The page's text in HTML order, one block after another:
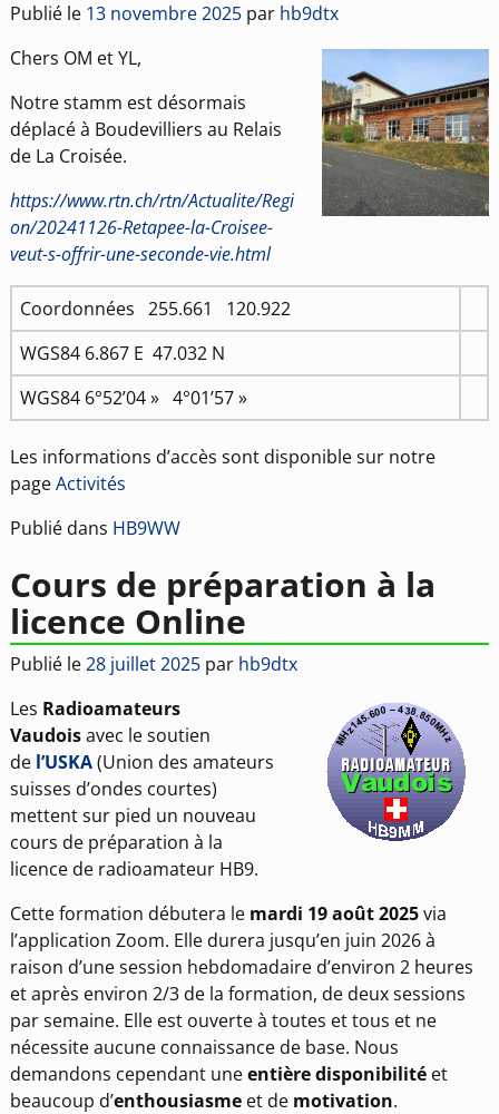
Publié le 13 novembre 2025 par hb9dtx
Chers OM et YL,
Notre stamm est désormais
déplacé à Boudevilliers au Relais
de La Croisée.
https://www.rtn.ch/rtn/Actualite/Regi
on/20241126-Retapee-la-Croisee-
veut-s-offrir-une-seconde-vie.html
Coordonnées 255.661 120.922
WGS84 6.867 E 47.032 N
WGS84 6°52’04 » 4°01’57 »
Les informations d’accès sont disponible sur notre
pageActivités
Publié dans HB9WW
Cours de préparation à la
licence Online
Publié le28 juillet 2025 par hb9dtx
Les Radioamateurs
Vaudoisavec le soutien
de l’USKA(Union des amateurs
suisses d’ondes courtes)
mettent sur pied un nouveau
cours de préparation à la
licence de radioamateur HB9.
Cette formation débutera le mardi 19 août 2025via
l’application Zoom. Elle durera jusqu’en juin 2026 à
raison d’une session hebdomadaire d’environ 2 heures
et après environ 2/3 de la formation, de deux sessions
par semaine. Elle est ouverte à toutes et tous et ne
nécessite aucune connaissance de base. Nous
demandons cependant uneentière disponibilitéet
beaucoup d’enthousiasmeet de motivation.